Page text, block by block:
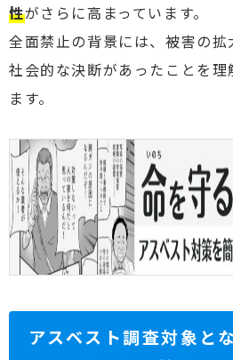
性がさらに高まっています。
全面禁止の背景には、被害の拡
社会的な決断があったことを理
ます。
アスベスト調査対象と